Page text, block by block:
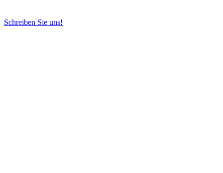
Schreiben Sie uns!